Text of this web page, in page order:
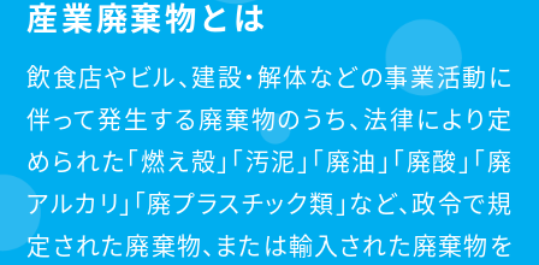
産業廃棄物とは
飲食店やビル、建設・解体などの事業活動に
伴って発生する廃棄物のうち、法律により定
められた「燃え殻」「汚泥」「廃油」「廃酸」「廃
アルカリ」「廃プラスチック類」など、政令で規
定された廃棄物、または輸入された廃棄物を